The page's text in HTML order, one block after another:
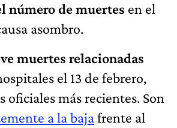
número de muertes en el
asombro.
muertes relacionadas
el 13 de febrero,
oficiales más recientes. Son
a la bajafrente al